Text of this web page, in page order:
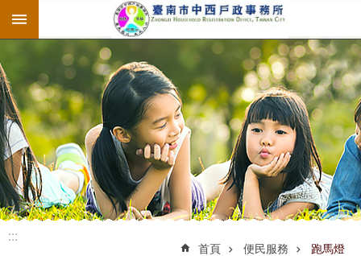
跳到主要內容區塊
:::
:::
首頁 便民服務 跑馬燈